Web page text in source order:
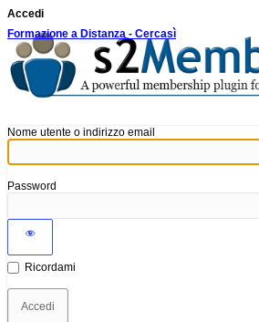
Accedi
Formazione a Distanza - Cercasì
Nome utente o indirizzo email
Password
Ricordami